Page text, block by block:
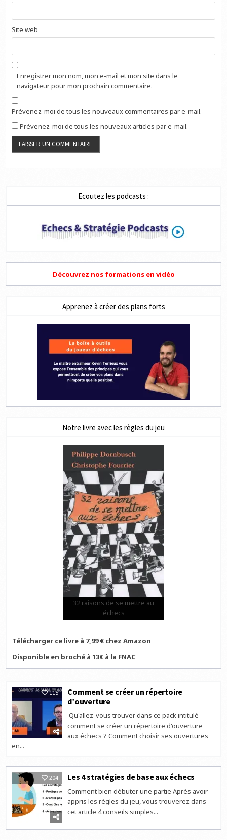
Site web
Enregistrer mon nom, mon e-mail et mon site dans le
navigateur pour mon prochain commentaire.
Prévenez-moi de tous les nouveaux commentaires par e-mail.
Prévenez-moi de tous les nouveaux articles par e-mail.
Ecoutez les podcasts :
Découvrez nos formations en vidéo
Apprenez à créer des plans forts
Notre livre avec les règles du jeu
32 raisons de se mettre au
échecs
Télécharger ce livre à 7,99 € chez Amazon
Disponible en broché à 13€ à la FNAC
115
Comment se créer un répertoire
d’ouverture
Qu'allez-vous trouver dans ce pack intitulé
comment se créer un répertoire d'ouverture
aux échecs ? Comment choisir ses ouvertures
en...
204 Les 4 stratégies de base aux échecs
Comment bien débuter une partie Après avoir
appris les règles du jeu, vous trouverez dans
cet article 4 conseils simples...